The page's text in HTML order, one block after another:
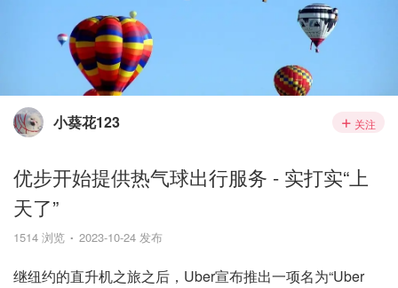
小葵花123 关注
优步开始提供热气球出行服务 - 实打实“上
天了”
1514 浏览 2023-10-24 发布
继纽约的直升机之旅之后，Uber宣布推出一项名为“Uber